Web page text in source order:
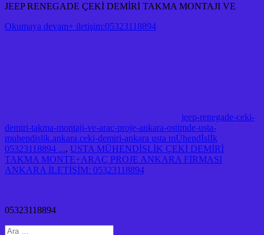
JEEP RENEGADE ÇEKİ DEMİRİ TAKMA MONTAJI VE
Okumaya devam+ iletişim:05323118894
jeep-renegade-ceki-
demiri-takma-montaji-ve-arac-proje-ankara-ostimde-usta-
muhendislik.ankara.ceki-demiri-ankara usta mÜhendİslİk
05323118894 ..., USTA MÜHENDİSLİK ÇEKİ DEMİRİ
TAKMA MONTE+ARAÇ PROJE ANKARA FİRMASI
ANKARA İLETİŞİM: 05323118894
05323118894
Arama: